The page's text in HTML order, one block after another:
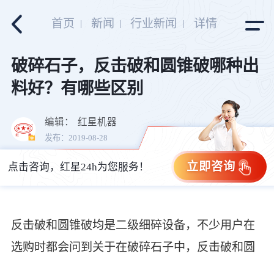
首页 新闻 行业新闻 详情
破碎石子，反击破和圆锥破哪种出
料好？有哪些区别
编辑： 红星机器
发布：2019-08-28
立即咨询
点击咨询，红星24h为您服务！
反击破和圆锥破均是二级细碎设备，不少用户在
选购时都会问到关于在破碎石子中，反击破和圆